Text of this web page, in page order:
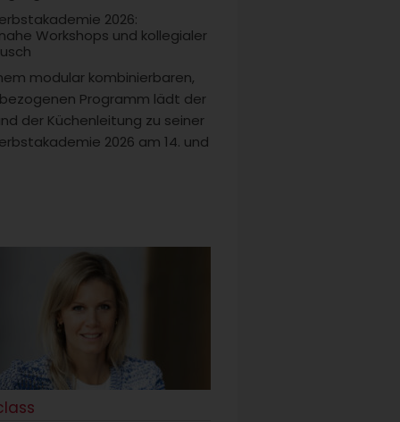
2026:
Workshops und kollegialer
modular kombinierbaren,
Programm lädt der
der Küchenleitung zu seiner
2026 am 14. und